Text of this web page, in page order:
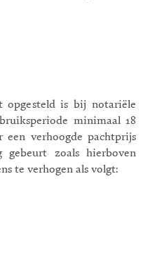
opgesteld is bij notariële
minimaal 18
verhoogde pachtprijs
gebeurt zoals hierboven
te verhogen als volgt: